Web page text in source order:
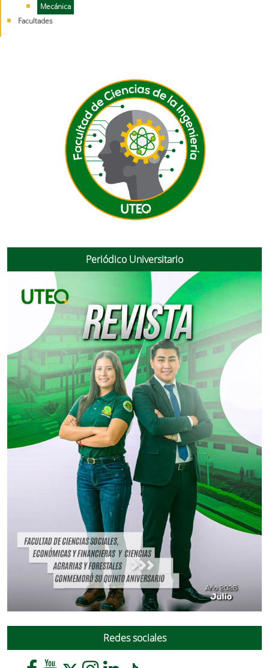
Mecánica
Facultades
Periódico Universitario
Redes sociales